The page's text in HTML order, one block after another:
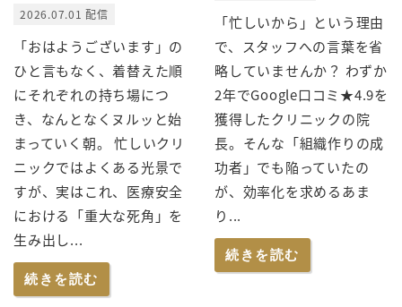
2026.07.01 配信
「おはようございます」の
ひと言もなく、着替えた順
にそれぞれの持ち場につ
き、なんとなくヌルッと始
まっていく朝。 忙しいクリ
ニックではよくある光景で
すが、実はこれ、医療安全
における「重大な死角」を
生み出し...
続きを読む
「忙しいから」という理由
で、スタッフへの言葉を省
略していませんか？ わずか
2年でGoogle口コミ★4.9を
獲得したクリニックの院
長。そんな「組織作りの成
功者」でも陥っていたの
が、効率化を求めるあま
り...
続きを読む